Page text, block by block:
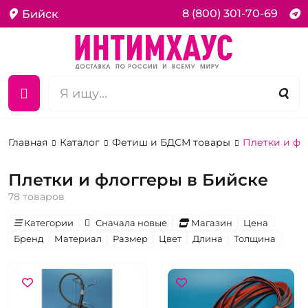
Бийск 8 (800) 301-70-69
Главная Каталог Фетиш и БДСМ товары Плетки и
Плетки и флоггеры в Бийске
78 товаров
Категории Сначала новые Магазин
Цена
Бренд
Материал Размер Цвет Длина Толщина